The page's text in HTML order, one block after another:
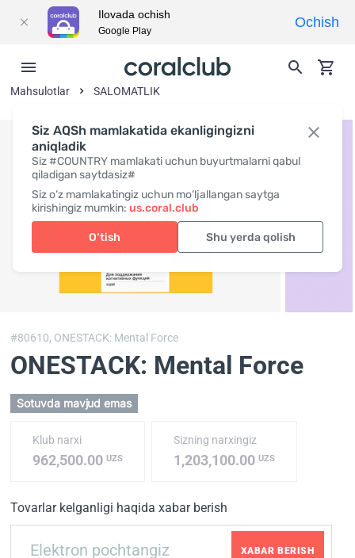
Siz AQSh mamlakatida ekanligingizni
aniqladik
Siz #COUNTRY mamlakati uchun buyurtmalarni qabul
qiladigan saytdasiz#
Siz o‘z mamlakatingiz uchun mo‘ljallangan saytga
kirishingiz mumkin: us.coral.club
O‘tish Shu yerda qolish
Mahsulotlar SALOMATLIK
#80610, ONESTACK: Mental Force
ONESTACK: Mental Force
Sotuvda mavjud emas
Klub narxi
962,500.00 UZS
Sizning narxingiz
1,203,100.00UZS
Tovarlar kelganligi haqida xabar berish
XABAR BERISH
Ilovada ochish
Google Play
Ochish